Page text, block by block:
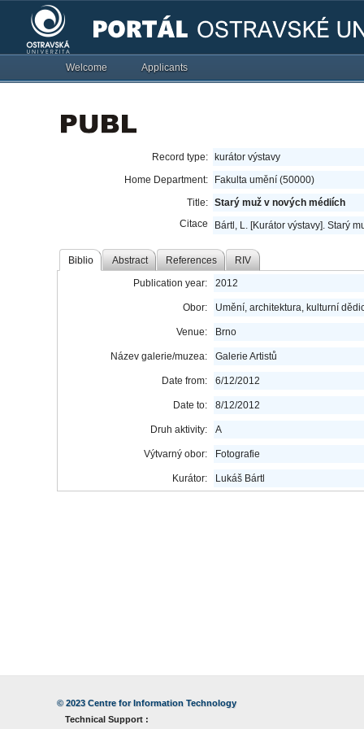
Welcome Applicants
Record type:
kurátor výstavy
Home Department:
Fakulta umění (50000)
Title: Starý muž v nových médiích
Citace
Bártl, L. [Kurátor výstavy]. Starý
Biblio Abstract References RIV
Publication year: 2012
Obor: Umění, architektura, kulturní
Venue: Brno
Název galerie/muzea: Galerie Artistů
Date from: 6/12/2012
Date to: 8/12/2012
Druh aktivity: A
Výtvarný obor: Fotografie
Kurátor: Lukáš Bártl
© 2023 Centre for Information Technology
Technical Support :